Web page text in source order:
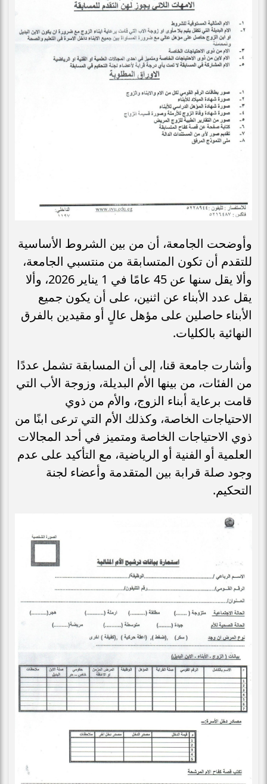
وأوضحت الجامعة، أن من بين الشروط الأساسية
للتقدم أن تكون المتسابقة من منتسبي الجامعة،
وألا يقل سنها عن 45 عامًا في 1 يناير 2026، وألا
يقل عدد الأبناء عن اثنين، على أن يكون جميع
الأبناء حاصلين على مؤهل عالٍ أو مقيدين بالفرق
النهائية بالكليات.
وأشارت جامعة قنا، إلى أن المسابقة تشمل عددًا
من الفئات، من بينها الأم البديلة، وزوجة الأب التي
قامت برعاية أبناء الزوج، والأم من ذوي
الاحتياجات الخاصة، وكذلك الأم التي ترعى ابنًا من
ذوي الاحتياجات الخاصة ومتميز في أحد المجالات
العلمية أو الفنية أو الرياضية، مع التأكيد على عدم
وجود صلة قرابة بين المتقدمة وأعضاء لجنة
التحكيم.